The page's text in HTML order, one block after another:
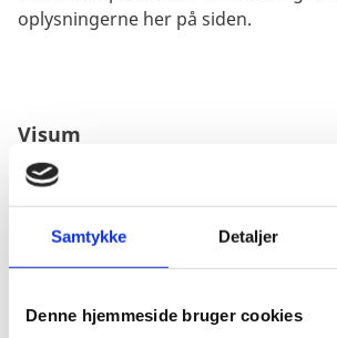
Samtykke Detaljer
Denne hjemmeside bruger cookies
oplysningerne her på siden.
Visum
Visumfri (ophold i maks. 90 dage).
Pas
Pas skal være gyldigt 6 måneder fra